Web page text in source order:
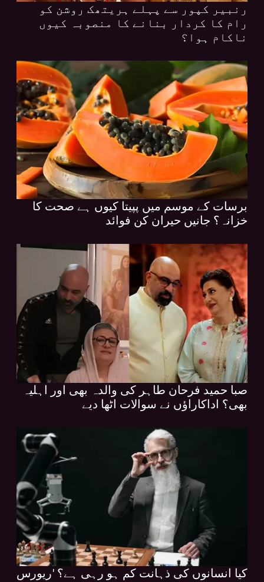
رنبیر کپور سے پہلے ہریتھک روشن کو
رام کا کردار بنانے کا منصوبہ کیوں
ناکام ہوا؟
برسات کے موسم میں پپیتا کیوں ہے صحت کا
خزانہ؟ جانیں حیران کن فوائد
صبا حمید فرحان طاہر کی والدہ بھی اور اہلیہ
بھی؟ اداکاراؤں نے سوالات اٹھا دیے
کیا انسانوں کی ذہانت کم ہو رہی ہے؟ 'ریورس